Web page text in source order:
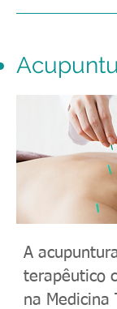
A
terapêutico
na Medicina